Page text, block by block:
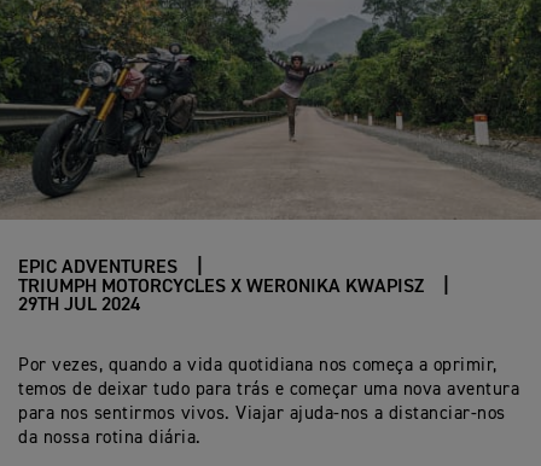
EPIC ADVENTURES
TRIUMPH MOTORCYCLES X WERONIKA KWAPISZ
29TH JUL 2024
Por vezes, quando a vida quotidiana nos começa a oprimir,
temos de deixar tudo para trás e começar uma nova aventura
para nos sentirmos vivos. Viajar ajuda-nos a distanciar-nos
da nossa rotina diária.